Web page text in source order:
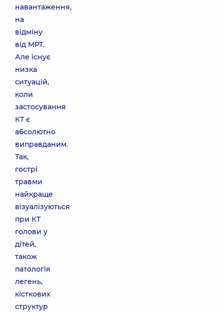
навантаження,
на
відміну
від МРТ.
Але існує
низка
ситуацій,
коли
застосування
КТ є
абсолютно
виправданим.
Так,
гострі
травми
найкраще
візуалізуються
при КТ
голови у
дітей,
також
патологія
легень,
кісткових
структур